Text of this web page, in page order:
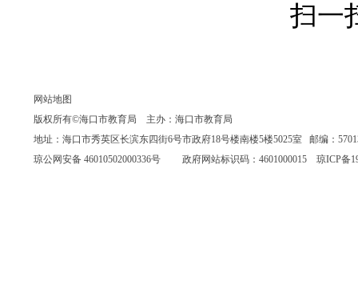
扫一
网站地图
版权所有©海口市教育局 主办：海口市教育局
地址：海口市秀英区长滨东四街6号市政府18号楼南楼5楼5025室 邮编：
琼公网安备 46010502000336号 政府网站标识码：4601000015 琼ICP备